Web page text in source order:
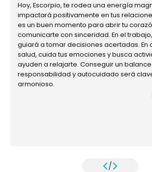
Hoy, Escorpio, te rodea una energía
impactará positivamente en tus
es un buen momento para abrir tu
comunicarte con sinceridad. En el
guiará a tomar decisiones acertadas. En
salud, cuida tus emociones y busca
ayuden a relajarte. Conseguir un
responsabilidad y autocuidado será
armonioso.
/